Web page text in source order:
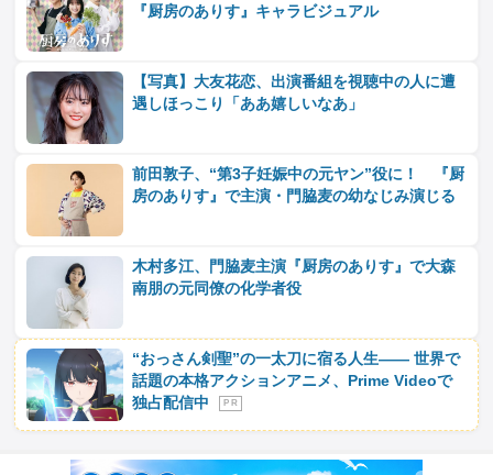
『厨房のありす』キャラビジュアル
【写真】大友花恋、出演番組を視聴中の人に遭
遇しほっこり「ああ嬉しいなあ」
前田敦子、“第3子妊娠中の元ヤン”役に！ 『厨
房のありす』で主演・門脇麦の幼なじみ演じる
木村多江、門脇麦主演『厨房のありす』で大森
南朋の元同僚の化学者役
“おっさん剣聖”の一太刀に宿る人生―― 世界で
話題の本格アクションアニメ、Prime Videoで
独占配信中
P R